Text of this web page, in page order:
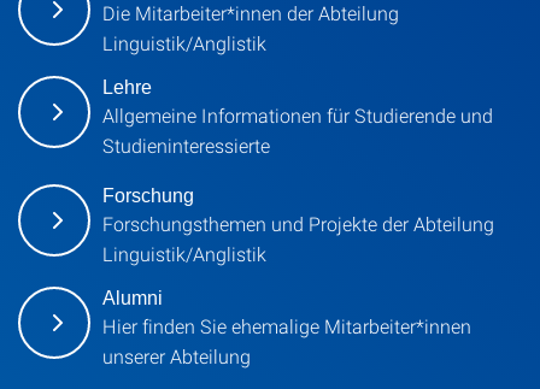
Die Mitarbeiter*innen der Abteilung
Linguistik/Anglistik
Lehre
Allgemeine Informationen für Studierende und
Studieninteressierte
Forschung
Forschungsthemen und Projekte der Abteilung
Linguistik/Anglistik
Alumni
Hier finden Sie ehemalige Mitarbeiter*innen
unserer Abteilung